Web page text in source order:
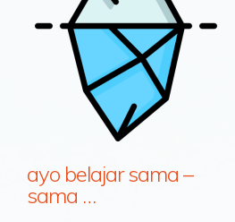
ayo belajar sama –
sama …